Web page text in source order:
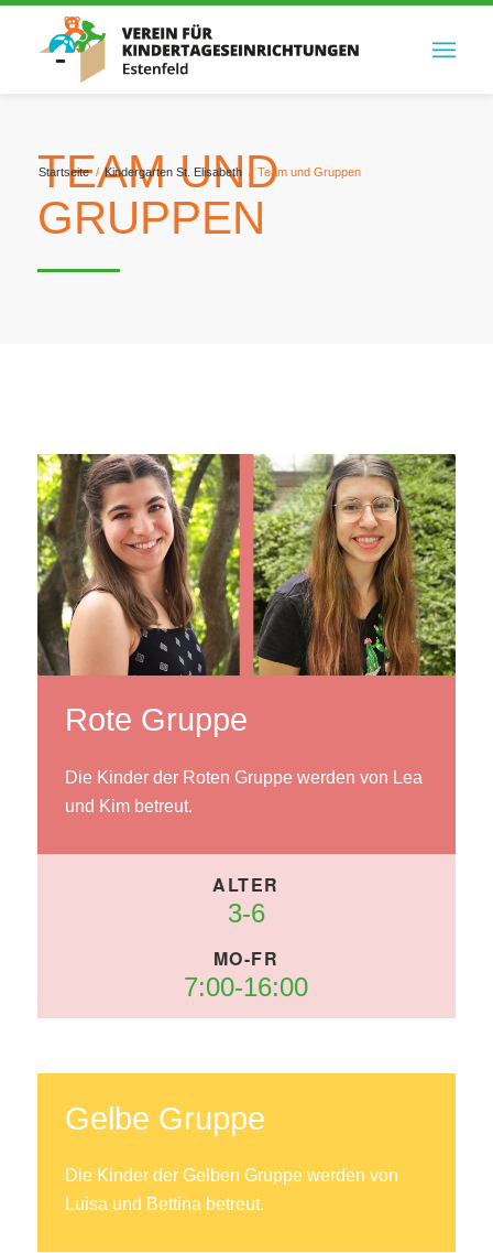
TEAM UND
GRUPPEN
Startseite / Kindergarten St. Elisabeth / Team und Gruppen
Rote Gruppe
Die Kinder der Roten Gruppe werden von Lea
und Kim betreut.
3-6
7:00-16:00
Gelbe Gruppe
Die Kinder der Gelben Gruppe werden von
Luisa und Bettina betreut.